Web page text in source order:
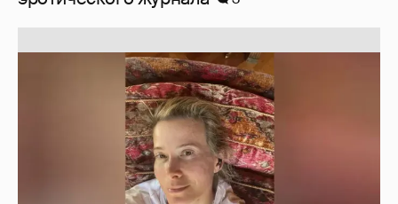
Юлия Высоцкая выложила селфи без